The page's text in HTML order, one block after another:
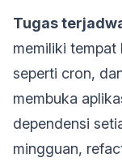
Tugas
memiliki
seperti cron,
membuka
dependensi
mingguan,